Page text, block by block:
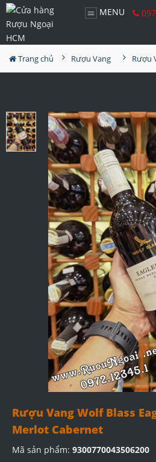
MENU
Trang chủ Rượu Vang
Rượu Vang Wolf Blass
Merlot Cabernet
Mã sản phẩm: 9300770043506200